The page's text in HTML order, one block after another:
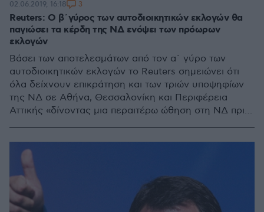
Reuters: O β΄γύρος των αυτοδιοικητικών εκλογών θα
παγιώσει τα κέρδη της ΝΔ ενόψει των πρόωρων
εκλογών
Βάσει των αποτελεσμάτων από τον α΄ γύρο των
αυτοδιοικητικών εκλογών το Reuters σημειώνει ότι
όλα δείχνουν επικράτηση και των τριών υποψηφίων
της ΝΔ σε Αθήνα, Θεσσαλονίκη και Περιφέρεια
Αττικής «δίνοντας μια περαιτέρω ώθηση στη ΝΔ πριν
02.06.2019, 16:18 3